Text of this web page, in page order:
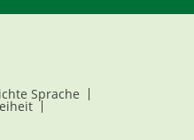
Sprache